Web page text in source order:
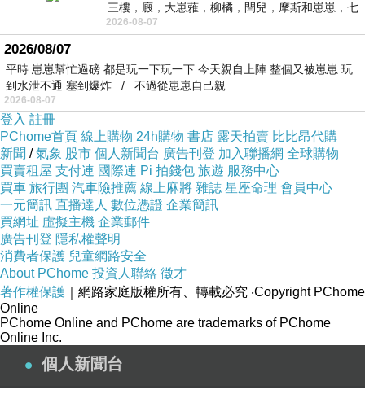
三樓，廄，大崽蕥，柳橘，閆兒，摩斯和崽崽，七
個人整整齊齊地站在鏡框之外，如同
2026-08-07
2026/08/07
平時 崽崽幫忙過磅 都是玩一下玩一下 今天親自上陣 整個又被崽崽 玩
到水泄不通 塞到爆炸 / 不過從崽崽自己親
2026-08-07
登入 註冊
PChome首頁 線上購物 24h購物 書店 露天拍賣 比比昂代購
新聞 /氣象 股市 個人新聞台 廣告刊登 加入聯播網 全球購物
買賣租屋 支付連 國際連 Pi 拍錢包 旅遊 服務中心
買車 旅行團 汽車險推薦 線上麻將 雜誌 星座命理 會員中心
一元簡訊 直播達人 數位憑證 企業簡訊
買網址 虛擬主機 企業郵件
廣告刊登 隱私權聲明
消費者保護 兒童網路安全
About PChome 投資人聯絡 徵才
著作權保護 ｜網路家庭版權所有、轉載必究 ‧Copyright PChome
Online
PChome Online and PChome are trademarks of PChome
Online Inc.
個人新聞台